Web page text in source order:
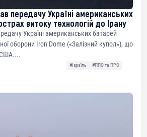
передачу Україні американських
витоку технологій до Ірану
Україні американських батарей
оборони Iron Dome («Залізний купол»), що
США....
#Ізраїль
#ППО та ПРО